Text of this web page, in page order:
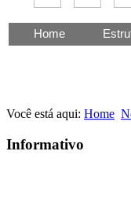
Home
Você está aqui: Home
Informativo